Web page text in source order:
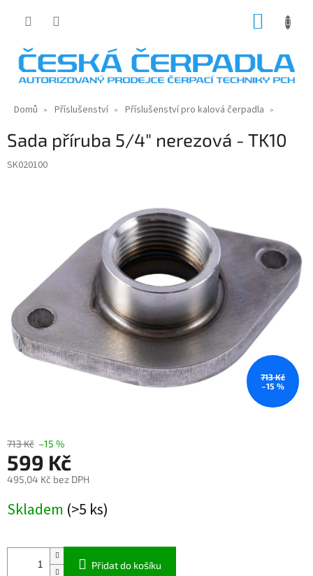
Domů Příslušenství Příslušenství pro kalová čerpadla
Sada příruba 5/4" nerezová - TK10
SK020100
713 Kč
–15 %
713 Kč –15 %
599 Kč
495,04 Kč bez DPH
cena:
Skladem (>5 ks)
Přidat do košíku